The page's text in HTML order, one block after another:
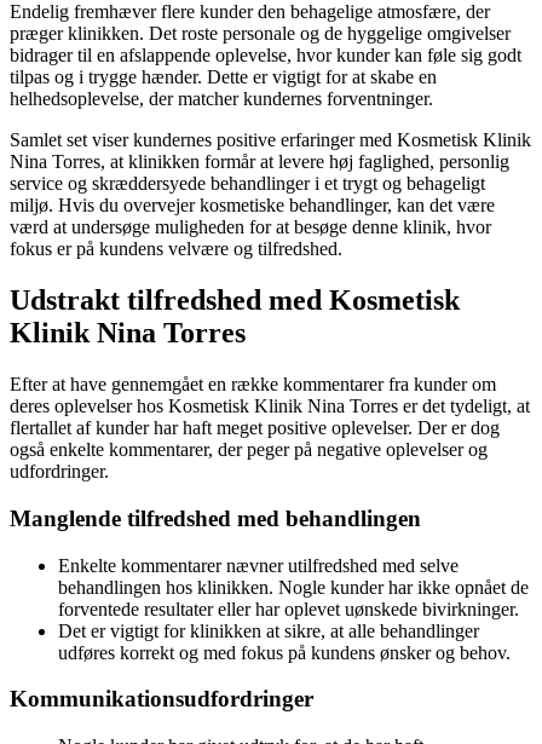
Endelig fremhæver flere kunder den behagelige atmosfære, der
præger klinikken. Det roste personale og de hyggelige omgivelser
bidrager til en afslappende oplevelse, hvor kunder kan føle sig godt
tilpas og i trygge hænder. Dette er vigtigt for at skabe en
helhedsoplevelse, der matcher kundernes forventninger.
Samlet set viser kundernes positive erfaringer med Kosmetisk Klinik
Nina Torres, at klinikken formår at levere høj faglighed, personlig
service og skræddersyede behandlinger i et trygt og behageligt
miljø. Hvis du overvejer kosmetiske behandlinger, kan det være
værd at undersøge muligheden for at besøge denne klinik, hvor
fokus er på kundens velvære og tilfredshed.
Udstrakt tilfredshed med Kosmetisk
Klinik Nina Torres
Efter at have gennemgået en række kommentarer fra kunder om
deres oplevelser hos Kosmetisk Klinik Nina Torres er det tydeligt, at
flertallet af kunder har haft meget positive oplevelser. Der er dog
også enkelte kommentarer, der peger på negative oplevelser og
udfordringer.
Manglende tilfredshed med behandlingen
Enkelte kommentarer nævner utilfredshed med selve
behandlingen hos klinikken. Nogle kunder har ikke opnået de
forventede resultater eller har oplevet uønskede bivirkninger.
Det er vigtigt for klinikken at sikre, at alle behandlinger
udføres korrekt og med fokus på kundens ønsker og behov.
Kommunikationsudfordringer